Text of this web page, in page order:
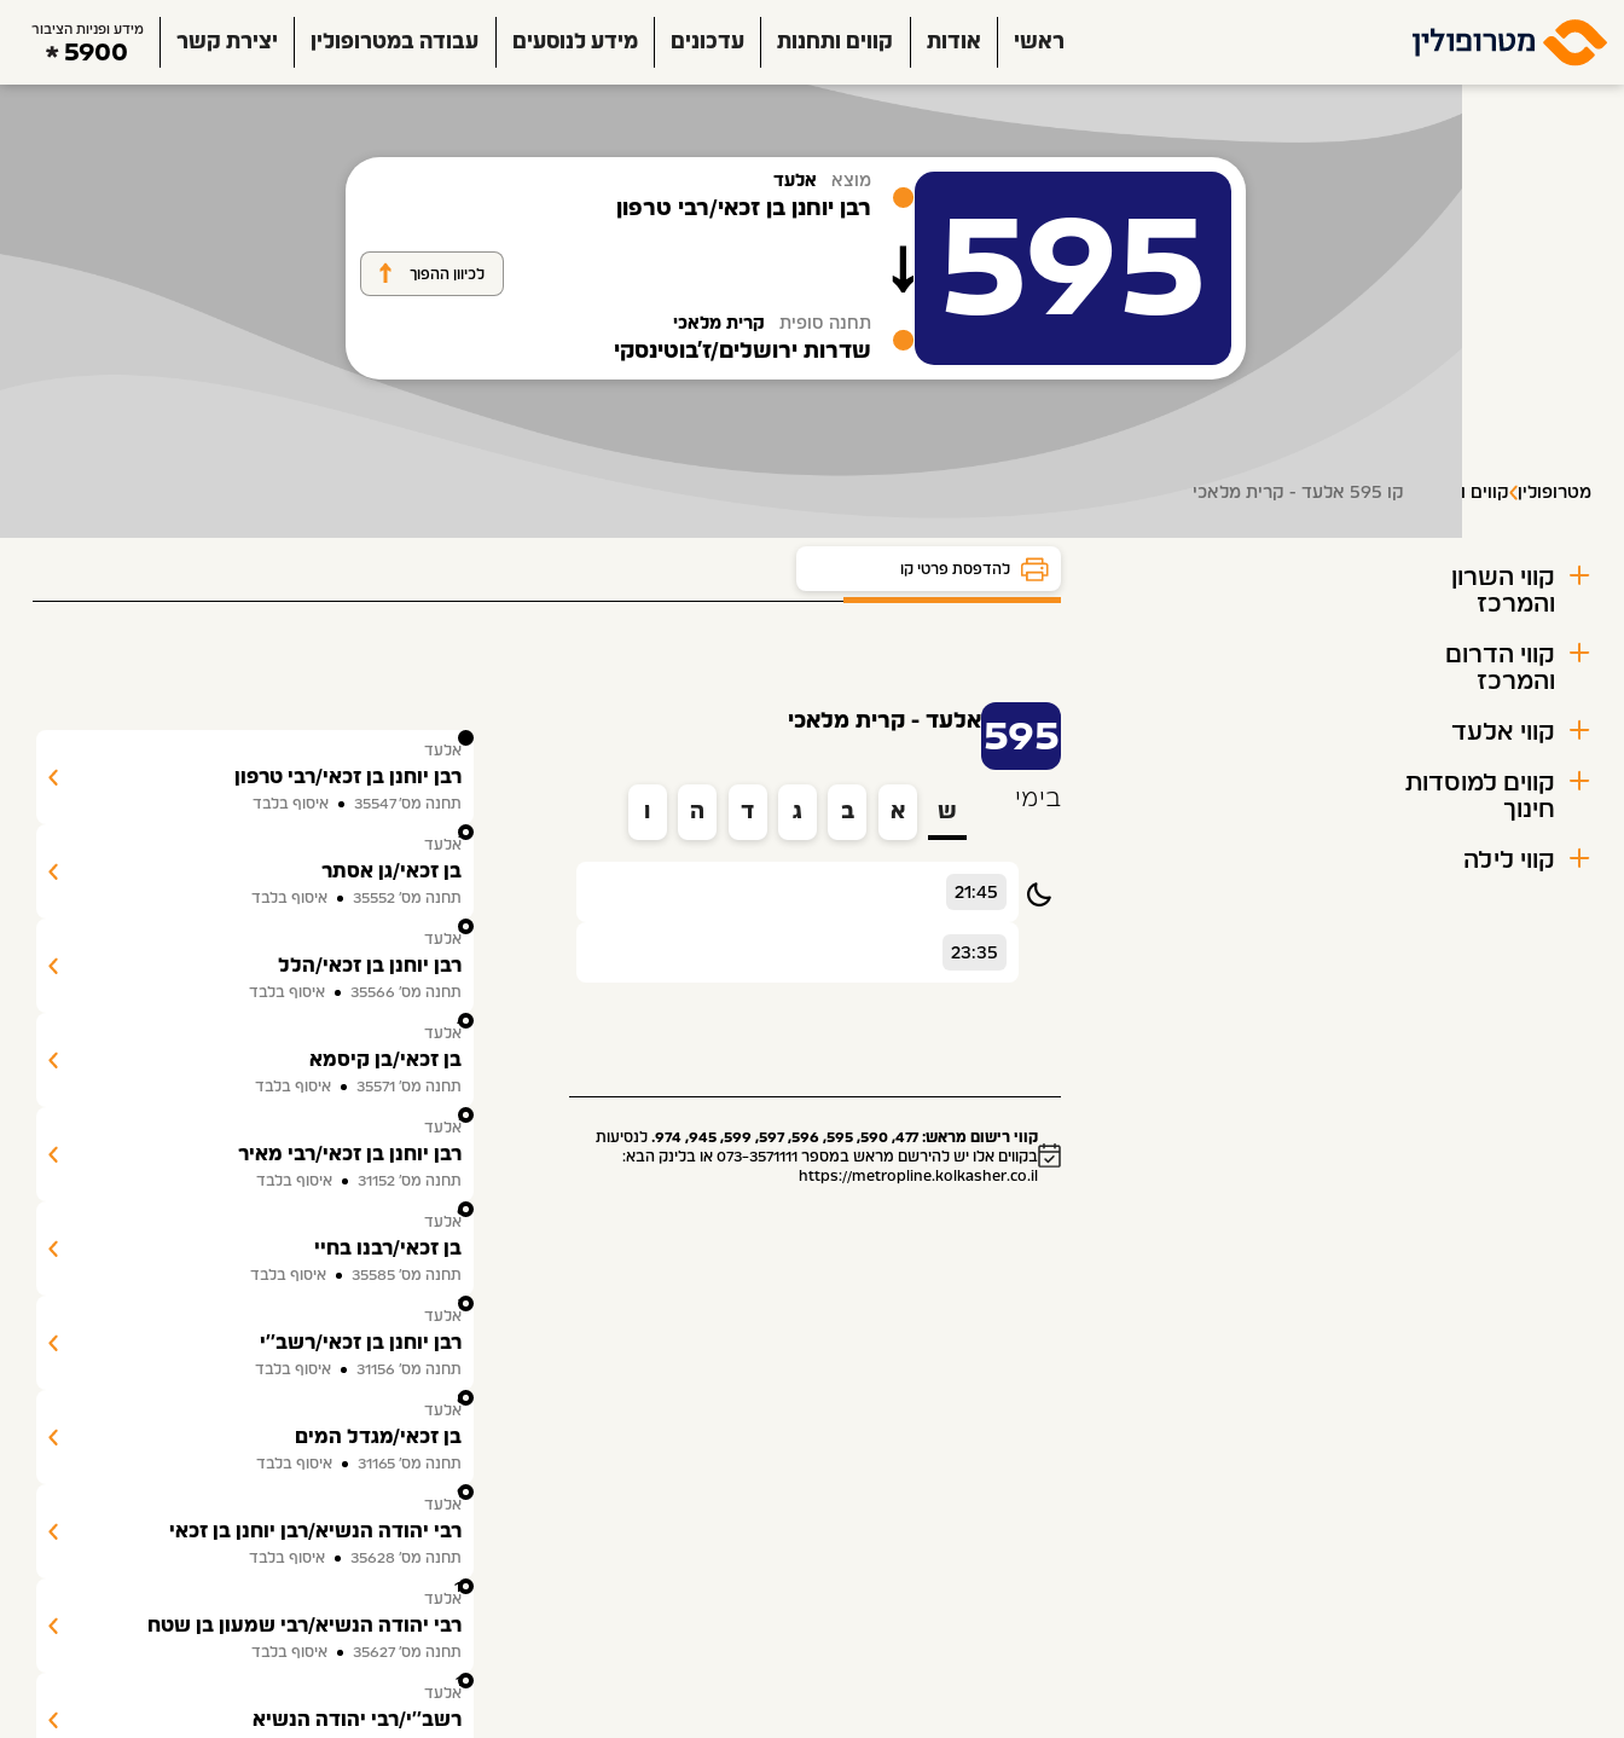
ראשי אודות קווים ותחנות עדכונים מידע לנוסעים עבודה במטרופולין יצירת קשר
מידע ופניות הציבור
5900
595
מוצא אלעד
רבן יוחנן בן זכאי/רבי טרפון
תחנה סופית קרית מלאכי
שדרות ירושלים/ז'בוטינסקי
לכיוון ההפוך
מטרופולין קווים ותחנות קו 595 אלעד - קרית מלאכי
קווי השרון
והמרכז
קווי הדרום
והמרכז
קווי אלעד
קווים למוסדות
חינוך
קווי לילה
להדפסת פרטי קו
לוח זמנים ותחנות
595אלעד - קרית מלאכי
בימי
ש א ב ג ד ה ו
21:45
23:35
קווי רישום מראש: 477, 590, 595, 596, 597, 599, 945, 974.
לנסיעות
בקווים אלו יש להירשם מראש במספר 073-3571111 או בלינק הבא:
https://metropline.kolkasher.co.il
1
אלעד
רבן יוחנן בן זכאי/רבי טרפון
תחנה מס׳ 35547
איסוף בלבד
2
אלעד
בן זכאי/גן אסתר
תחנה מס׳ 35552
איסוף בלבד
3
אלעד
רבן יוחנן בן זכאי/הלל
תחנה מס׳ 35566
איסוף בלבד
4
אלעד
בן זכאי/בן קיסמא
תחנה מס׳ 35571
איסוף בלבד
5
אלעד
רבן יוחנן בן זכאי/רבי מאיר
תחנה מס׳ 31152
איסוף בלבד
6
אלעד
בן זכאי/רבנו בחיי
תחנה מס׳ 35585
איסוף בלבד
7
אלעד
רבן יוחנן בן זכאי/רשב''י
תחנה מס׳ 31156
איסוף בלבד
8
אלעד
בן זכאי/מגדל המים
תחנה מס׳ 31165
איסוף בלבד
9
אלעד
רבי יהודה הנשיא/רבן יוחנן בן זכאי
תחנה מס׳ 35628
איסוף בלבד
10
אלעד
רבי יהודה הנשיא/רבי שמעון בן שטח
תחנה מס׳ 35627
איסוף בלבד
11
אלעד
רשב''י/רבי יהודה הנשיא